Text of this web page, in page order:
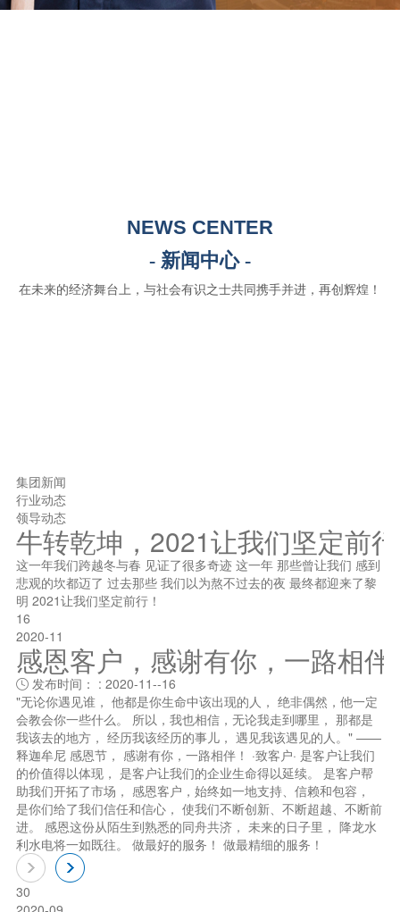
NEWS CENTER
- 新闻中心 -
在未来的经济舞台上，与社会有识之士共同携手并进，再创辉煌！
集团新闻
行业动态
领导动态
牛转乾坤，2021让我们坚定前
这一年我们跨越冬与春 见证了很多奇迹 这一年 那些曾让我们 感到
悲观的坎都迈了 过去那些 我们以为熬不过去的夜 最终都迎来了黎
明 2021让我们坚定前行！
16
2020-11
感恩客户，感谢有你，一路相伴
发布时间： : 2020-11--16
"无论你遇见谁， 他都是你生命中该出现的人， 绝非偶然，他一定
会教会你一些什么。 所以，我也相信，无论我走到哪里， 那都是
我该去的地方， 经历我该经历的事儿， 遇见我该遇见的人。" ——
释迦牟尼 感恩节， 感谢有你，一路相伴！ ·致客户· 是客户让我们
的价值得以体现， 是客户让我们的企业生命得以延续。 是客户帮
助我们开拓了市场， 感恩客户，始终如一地支持、信赖和包容，
是你们给了我们信任和信心， 使我们不断创新、不断超越、不断前
进。 感恩这份从陌生到熟悉的同舟共济， 未来的日子里， 降龙水
利水电将一如既往。 做最好的服务！ 做最精细的服务！
30